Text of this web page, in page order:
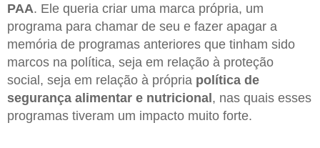
PAA. Ele queria criar uma marca própria, um
programa para chamar de seu e fazer apagar a
memória de programas anteriores que tinham sido
marcos na política, seja em relação à proteção
social, seja em relação à própria política de
segurança alimentar e nutricional, nas quais esses
programas tiveram um impacto muito forte.